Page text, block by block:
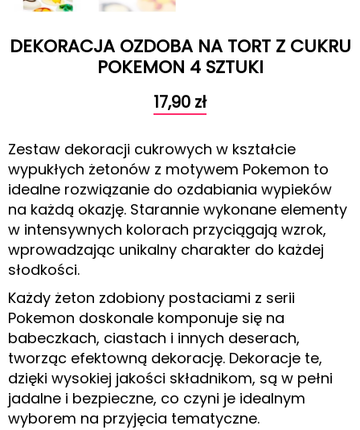
DEKORACJA OZDOBA NA TORT Z CUKRU
POKEMON 4 SZTUKI
17,90 zł
Zestaw dekoracji cukrowych w kształcie
wypukłych żetonów z motywem Pokemon to
idealne rozwiązanie do ozdabiania wypieków
na każdą okazję. Starannie wykonane elementy
w intensywnych kolorach przyciągają wzrok,
wprowadzając unikalny charakter do każdej
słodkości.
Każdy żeton zdobiony postaciami z serii
Pokemon doskonale komponuje się na
babeczkach, ciastach i innych deserach,
tworząc efektowną dekorację. Dekoracje te,
dzięki wysokiej jakości składnikom, są w pełni
jadalne i bezpieczne, co czyni je idealnym
wyborem na przyjęcia tematyczne.